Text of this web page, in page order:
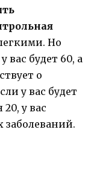
Но
вас будет 60, а
о
у вас будет
у вас
заболеваний.